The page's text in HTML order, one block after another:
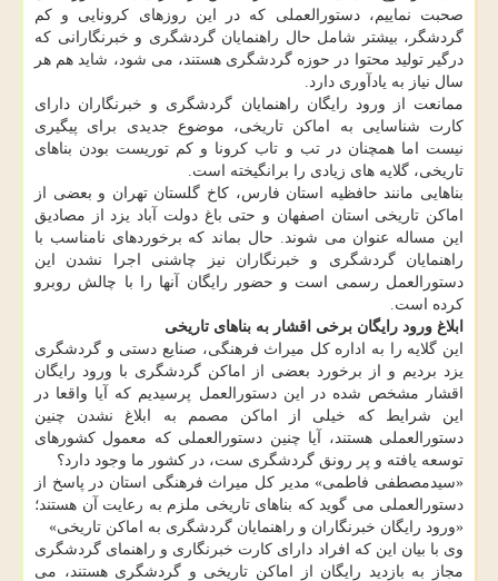
صحبت نماییم، دستورالعملی که در این روزهای کرونایی و کم
گردشگر، بیشتر شامل حال راهنمایان گردشگری و خبرنگارانی که
درگیر تولید محتوا در حوزه گردشگری هستند، می شود، شاید هم هر
سال نیاز به یادآوری دارد.
ممانعت از ورود رایگان راهنمایان گردشگری و خبرنگاران دارای
کارت شناسایی به اماکن تاریخی، موضوع جدیدی برای پیگیری
نیست اما همچنان در تب و تاب کرونا و کم توریست بودن بناهای
تاریخی، گلایه های زیادی را برانگیخته است.
بناهایی مانند حافظیه استان فارس، کاخ گلستان تهران و بعضی از
اماکن تاریخی استان اصفهان و حتی باغ دولت آباد یزد از مصادیق
این مساله عنوان می شوند. حال بماند که برخوردهای نامناسب با
راهنمایان گردشگری و خبرنگاران نیز چاشنی اجرا نشدن این
دستورالعمل رسمی است و حضور رایگان آنها را با چالش روبرو
کرده است.
ابلاغ ورود رایگان برخی اقشار به بناهای تاریخی
این گلایه را به اداره کل میراث فرهنگی، صنایع دستی و گردشگری
یزد بردیم و از برخورد بعضی از اماکن گردشگری با ورود رایگان
اقشار مشخص شده در این دستورالعمل پرسیدیم که آیا واقعا در
این شرایط که خیلی از اماکن مصمم به ابلاغ نشدن چنین
دستورالعملی هستند، آیا چنین دستورالعملی که معمول کشورهای
توسعه یافته و پر رونق گردشگری ست، در کشور ما وجود دارد؟
«سیدمصطفی فاطمی» مدیر کل میراث فرهنگی استان در پاسخ از
دستورالعملی می گوید که بناهای تاریخی ملزم به رعایت آن هستند؛
«ورود رایگان خبرنگاران و راهنمایان گردشگری به اماکن تاریخی»
وی با بیان این که افراد دارای کارت خبرنگاری و راهنمای گردشگری
مجاز به بازدید رایگان از اماکن تاریخی و گردشگری هستند، می